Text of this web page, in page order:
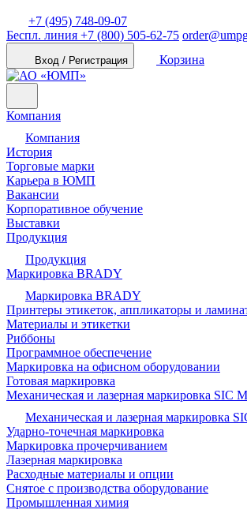
+7 (495) 748-09-07
Беспл. линия +7 (800) 505-62-75
Вход / Регистрация Корзина
Компания
Компания
История
Торговые марки
Карьера в ЮМП
Вакансии
Корпоративное обучение
Выставки
Продукция
Продукция
Маркировка BRADY
Маркировка BRADY
Принтеры этикеток, аппликаторы и
Материалы и этикетки
Риббоны
Программное обеспечение
Маркировка на офисном оборудовании
Готовая маркировка
Механическая и лазерная маркировка SIC
Механическая и лазерная маркировка
Ударно-точечная маркировка
Маркировка прочерчиванием
Лазерная маркировка
Расходные материалы и опции
Снятое с производства оборудование
Промышленная химия